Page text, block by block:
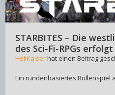
STARBITES – Die
des Sci-Fi-RPGs
HellKaiserhat einen Beitrag
Ein rundenbasiertes Rollenspiel